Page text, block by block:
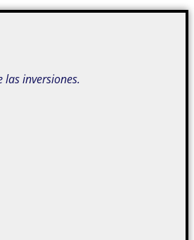
inversiones.